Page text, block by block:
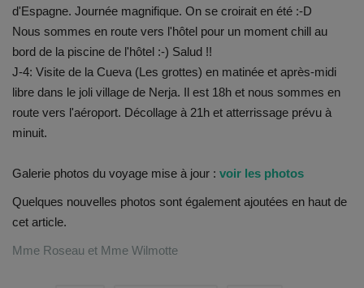
Internats
Documents
Services
Contacts
d'Espagne. Journée magnifique. On se croirait en été :-D
Nous sommes en route vers l'hôtel pour un moment chill au
bord de la piscine de l'hôtel :-) Salud !!
J-4: Visite de la Cueva (Les grottes) en matinée et après-midi
libre dans le joli village de Nerja. Il est 18h et nous sommes en
route vers l'aéroport. Décollage à 21h et atterrissage prévu à
minuit.
Galerie photos du voyage mise à jour : voir les photos
Quelques nouvelles photos sont également ajoutées en haut de
cet article.
Mme Roseau et Mme Wilmotte